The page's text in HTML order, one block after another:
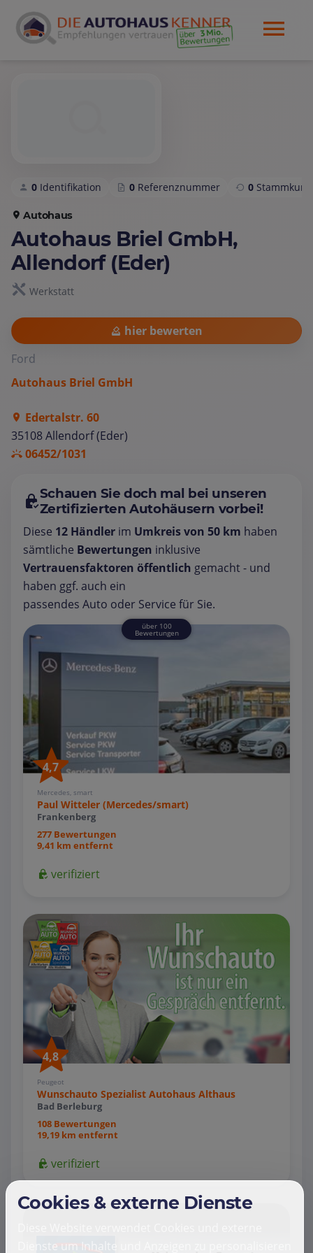
0 Identifikation 0 Referenznummer 0
Autohaus
Autohaus Briel GmbH,
Allendorf (Eder)
Werkstatt
hier bewerten
Ford
Autohaus Briel GmbH
Edertalstr. 60
35108 Allendorf (Eder)
06452/1031
Schauen Sie doch mal bei unseren
Zertifizierten Autohäusern vorbei!
Diese 12 Händler im Umkreis von 50 km haben
sämtliche Bewertungen inklusive
Vertrauensfaktoren öffentlich gemacht - und
haben ggf. auch ein
passendes Auto oder Service für Sie.
über 100
Bewertungen
4,7
Mercedes, smart
Paul Witteler (Mercedes/smart)
Frankenberg
277 Bewertungen
9,41 km entfernt
verifiziert
4,8
Peugeot
Wunschauto Spezialist Autohaus Althaus
Bad Berleburg
108 Bewertungen
19,19 km entfernt
verifiziert
Cookies & externe Dienste
Dienste um Inhalte und Anzeigen zu personalisieren